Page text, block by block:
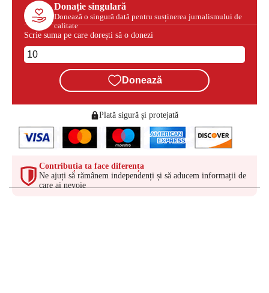
Donație singulară
Donează o singură dată pentru susținerea jurnalismului de
calitate
Scrie suma pe care dorești să o donezi
Donează
Plată sigură și protejată
Contribuția ta face diferența
Ne ajuți să rămânem independenți și să aducem informații de
care ai nevoie